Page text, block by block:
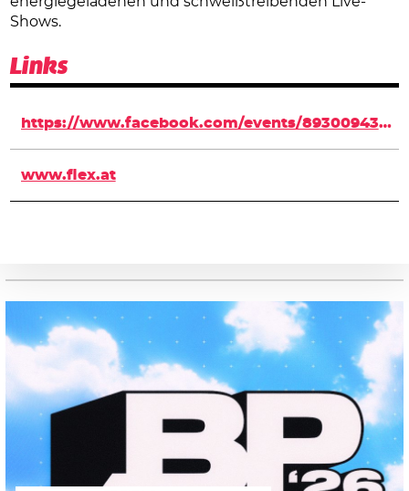
Shows.
Links
https://www.facebook.com/events/893009434110423/
www.flex.at